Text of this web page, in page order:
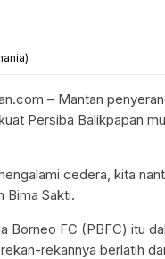
– Mantan
Persiba Balikpapan
cedera, kita
Bima Sakti.
Borneo FC (PBFC) itu
rekannya berlatih